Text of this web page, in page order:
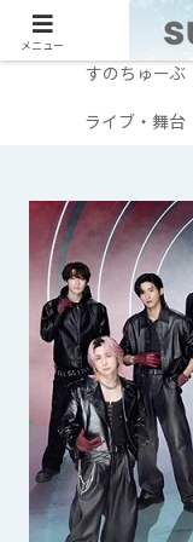
メンバー別
すのちゅーぶ
ライブ・舞台
メニュー